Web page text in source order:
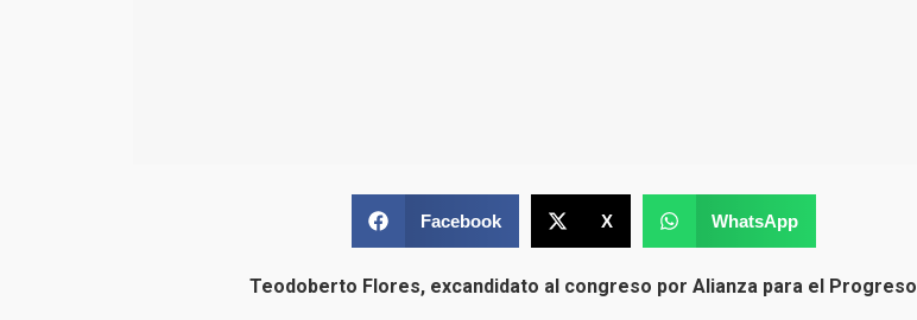
Facebook X WhatsApp
Teodoberto Flores, excandidato al congreso por Alianza para el Progreso